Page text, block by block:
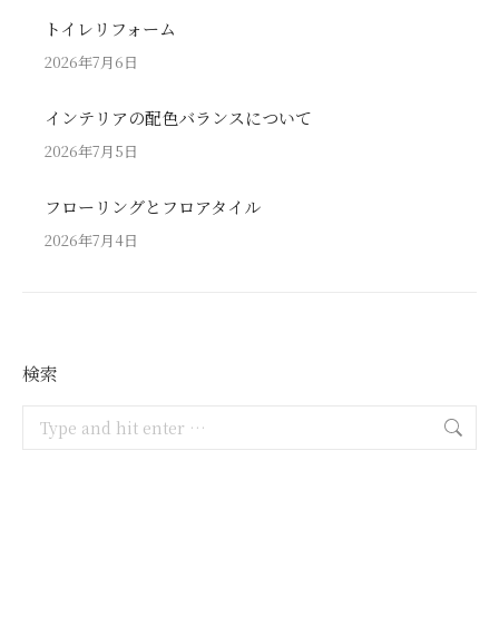
トイレリフォーム
2026年7月6日
インテリアの配色バランスについて
2026年7月5日
フローリングとフロアタイル
2026年7月4日
検索